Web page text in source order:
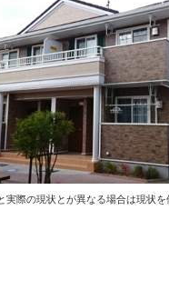
実際の現状とが異なる場合は現状を